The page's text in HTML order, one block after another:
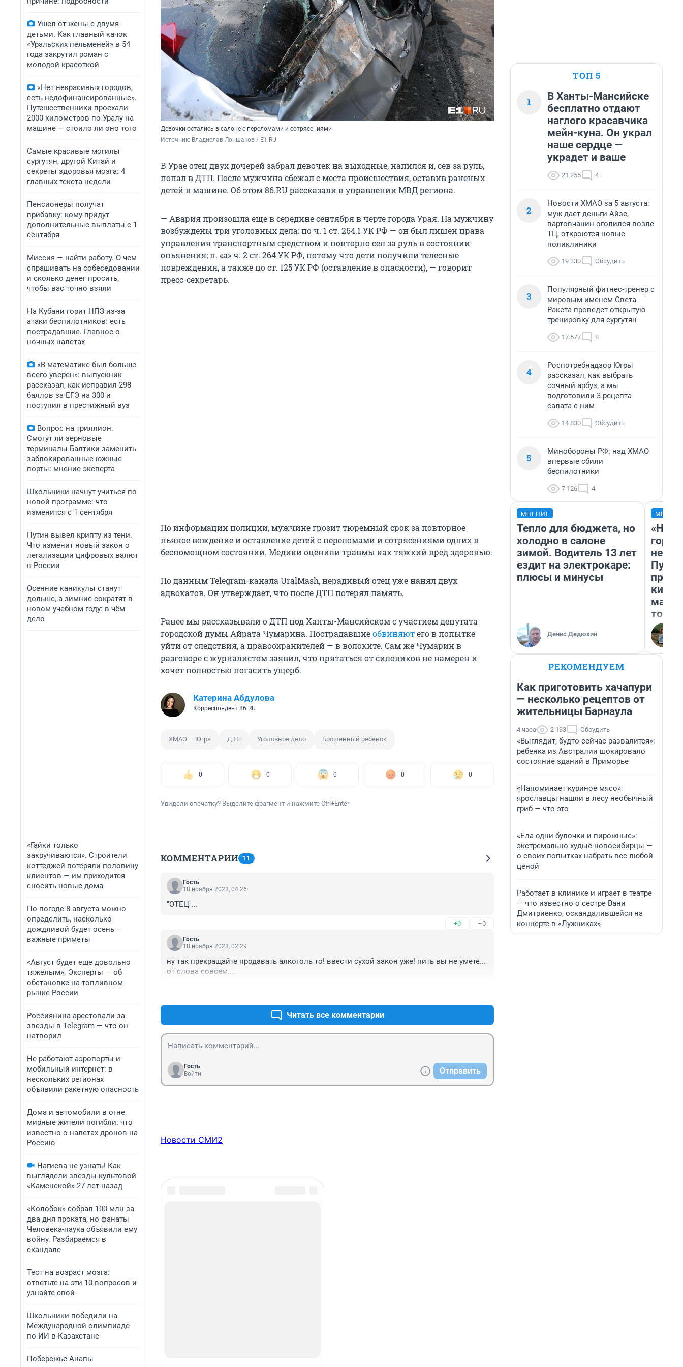
Ушел от жены с двумя
детьми. Как главный качок
«Уральских пельменей» в 54
года закрутил роман с
молодой красоткой
«Нет некрасивых городов,
есть недофинансированные».
Путешественники проехали
2000 километров по Уралу на
машине — стоило ли оно того
Самые красивые могилы
сургутян, другой Китай и
секреты здоровья мозга: 4
главных текста недели
Пенсионеры получат
прибавку: кому придут
дополнительные выплаты с 1
сентября
Миссия — найти работу. О чем
спрашивать на собеседовании
и сколько денег просить,
чтобы вас точно взяли
На Кубани горит НПЗ из-за
атаки беспилотников: есть
пострадавшие. Главное о
ночных налетах
«В математике был больше
всего уверен»: выпускник
рассказал, как исправил 298
баллов за ЕГЭ на 300 и
поступил в престижный вуз
Вопрос на триллион.
Смогут ли зерновые
терминалы Балтики заменить
заблокированные южные
порты: мнение эксперта
Школьники начнут учиться по
новой программе: что
изменится с 1 сентября
Путин вывел крипту из тени.
Что изменит новый закон о
легализации цифровых валют
в России
Осенние каникулы станут
дольше, а зимние сократят в
новом учебном году: в чём
дело
«Гайки только
закручиваются». Строители
коттеджей потеряли половину
клиентов — им приходится
сносить новые дома
По погоде 8 августа можно
определить, насколько
дождливой будет осень —
важные приметы
«Август будет еще довольно
тяжелым». Эксперты — об
обстановке на топливном
рынке России
Россиянина арестовали за
звезды в Telegram — что он
натворил
Не работают аэропорты и
мобильный интернет: в
нескольких регионах
объявили ракетную опасность
Дома и автомобили в огне,
мирные жители погибли: что
известно о налетах дронов на
Россию
Нагиева не узнать! Как
выглядели звезды культовой
«Каменской» 27 лет назад
«Колобок» собрал 100 млн за
два дня проката, но фанаты
Человека-паука объявили ему
войну. Разбираемся в
скандале
Тест на возраст мозга:
ответьте на эти 10 вопросов и
узнайте свой
Школьники победили на
Международной олимпиаде
по ИИ в Казахстане
Побережье Анапы
Девочки остались в салоне с переломами и сотрясениями
Источник: Владислав Лоншаков / E1.RU
В Урае отец двух дочерей забрал девочек на выходные, напился и, сев за руль,
попал в ДТП. После мужчина сбежал с места происшествия, оставив раненых
детей в машине. Об этом 86.RU рассказали в управлении МВД региона.
— Авария произошла еще в середине сентября в черте города Урая. На мужчину
возбуждены три уголовных дела: по ч. 1 ст. 264.1 УК РФ — он был лишен права
управления транспортным средством и повторно сел за руль в состоянии
опьянения; п. «а» ч. 2 ст. 264 УК РФ, потому что дети получили телесные
повреждения, а также по ст. 125 УК РФ (оставление в опасности), — говорит
пресс-секретарь.
По информации полиции, мужчине грозит тюремный срок за повторное
пьяное вождение и оставление детей с переломами и сотрясениями одних в
беспомощном состоянии. Медики оценили травмы как тяжкий вред здоровью.
По данным Telegram-канала UralMash, нерадивый отец уже нанял двух
адвокатов. Он утверждает, что после ДТП потерял память.
Ранее мы рассказывали о ДТП под Ханты-Мансийском с участием депутата
городской думы Айрата Чумарина. Пострадавшиеобвиняютего в попытке
уйти от следствия, а правоохранителей — в волоките. Сам же Чумарин в
разговоре с журналистом заявил, что прятаться от силовиков не намерен и
хочет полностью погасить ущерб.
Катерина Абдулова
Корреспондент 86.RU
ХМАО — Югра ДТП Уголовное дело Брошенный ребенок
0 0 0 0 0
Увидели опечатку? Выделите фрагмент и нажмите Ctrl+Enter
КОММЕНТАРИИ 11
Гость
18 ноября 2023, 04:26
"ОТЕЦ"...
+0 –0
Гость
18 ноября 2023, 02:29
ну так прекращайте продавать алкоголь то! ввести сухой закон уже! пить вы не умете...
от слова совсем....
Читать все комментарии
Гость
Войти
Отправить
Новости СМИ2
ТОП 5
1
В Ханты-Мансийске
бесплатно отдают
наглого красавчика
мейн-куна. Он украл
наше сердце —
украдет и ваше
21 255 4
2
Новости ХМАО за 5 августа:
муж дает деньги Айзе,
вартовчанин оголился возле
ТЦ, откроются новые
поликлиники
19 330 Обсудить
3
Популярный фитнес-тренер с
мировым именем Света
Ракета проведет открытую
тренировку для сургутян
17 577 8
4
Роспотребнадзор Югры
рассказал, как выбрать
сочный арбуз, а мы
подготовили 3 рецепта
салата с ним
14 830 Обсудить
5
Минобороны РФ: над ХМАО
впервые сбили
беспилотники
7 126 4
МНЕНИЕ
Тепло для бюджета, но
холодно в салоне
зимой. Водитель 13 лет
ездит на электрокаре:
плюсы и минусы
Денис Дедюхин
«Нет
того
РЕКОМЕНДУЕМ
Как приготовить хачапури
— несколько рецептов от
жительницы Барнаула
4 часа 2 133 Обсудить
«Выглядит, будто сейчас развалится»:
ребенка из Австралии шокировало
состояние зданий в Приморье
«Напоминает куриное мясо»:
ярославцы нашли в лесу необычный
гриб — что это
«Ела одни булочки и пирожные»:
экстремально худые новосибирцы —
о своих попытках набрать вес любой
ценой
Работает в клинике и играет в театре
— что известно о сестре Вани
Дмитриенко, оскандалившейся на
концерте в «Лужниках»